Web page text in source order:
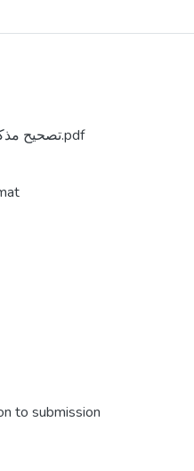
تصحيح مذكرة تخرج بن يخلف يمينة_104934.pdf
to submission